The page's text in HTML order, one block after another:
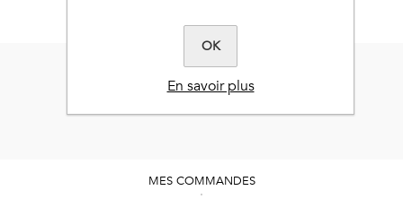
MES COMMANDES
OK
En savoir plus